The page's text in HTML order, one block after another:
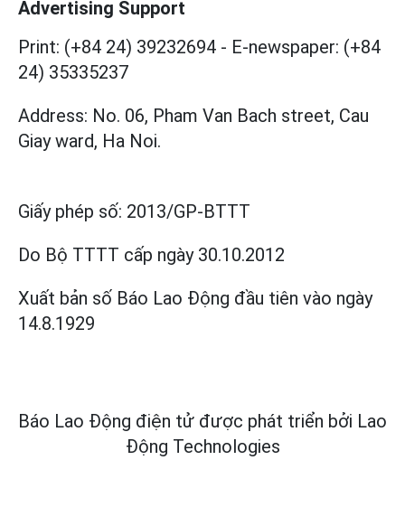
Advertising Support
Print: (+84 24) 39232694 - E-newspaper: (+84
24) 35335237
Address: No. 06, Pham Van Bach street, Cau
Giay ward, Ha Noi.
Giấy phép số: 2013/GP-BTTT
Do Bộ TTTT cấp ngày 30.10.2012
Xuất bản số Báo Lao Động đầu tiên vào ngày
14.8.1929
Báo Lao Động điện tử được phát triển bởi Lao
Động Technologies